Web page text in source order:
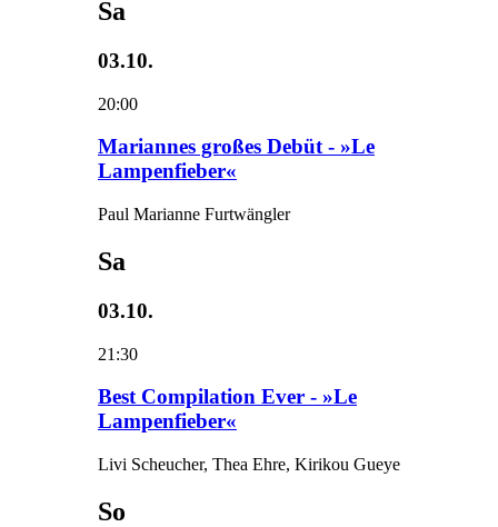
Sa
03.10.
20:00
Mariannes großes Debüt - »Le
Lampenfieber«
Paul Marianne Furtwängler
Sa
03.10.
21:30
Best Compilation Ever - »Le
Lampenfieber«
Livi Scheucher, Thea Ehre, Kirikou Gueye
So